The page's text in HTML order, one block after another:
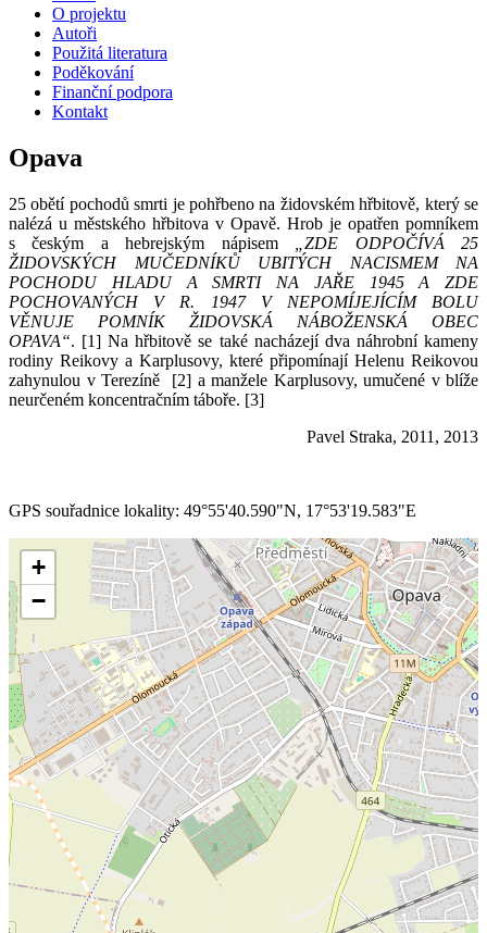
O projektu
Autoři
Použitá literatura
Poděkování
Finanční podpora
Kontakt
Opava
25 obětí pochodů smrti je pohřbeno na židovském hřbitově, který se
nalézá u městského hřbitova v Opavě. Hrob je opatřen pomníkem
s českým a hebrejským nápisem
„ZDE ODPOČÍVÁ 25
ŽIDOVSKÝCH MUČEDNÍKŮ UBITÝCH NACISMEM NA
POCHODU HLADU A SMRTI NA JAŘE 1945 A ZDE
POCHOVANÝCH V R. 1947 V NEPOMÍJEJÍCÍM BOLU
VĚNUJE POMNÍK ŽIDOVSKÁ NÁBOŽENSKÁ OBEC
OPAVA“. [1] Na hřbitově se také nacházejí dva náhrobní kameny
rodiny Reikovy a Karplusovy, které připomínají Helenu Reikovou
zahynulou v Terezíně
[2] a manžele Karplusovy, umučené v blíže
neurčeném koncentračním táboře. [3]
Pavel Straka, 2011, 2013
GPS souřadnice lokality: 49°55'40.590"N, 17°53'19.583"E
+
−